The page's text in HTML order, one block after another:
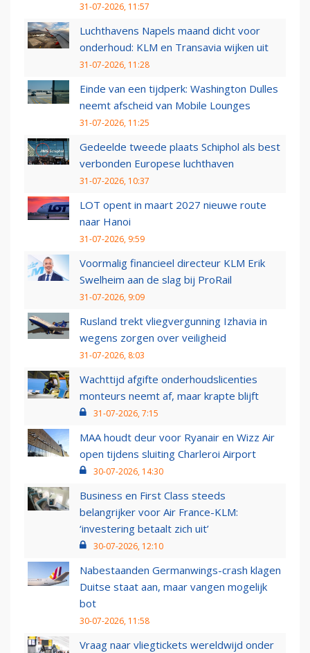
31-07-2026, 11:57
Luchthavens Napels maand dicht voor
onderhoud: KLM en Transavia wijken uit
31-07-2026, 11:28
Einde van een tijdperk: Washington Dulles
neemt afscheid van Mobile Lounges
31-07-2026, 11:25
Gedeelde tweede plaats Schiphol als best
verbonden Europese luchthaven
31-07-2026, 10:37
LOT opent in maart 2027 nieuwe route
naar Hanoi
31-07-2026, 9:59
Voormalig financieel directeur KLM Erik
Swelheim aan de slag bij ProRail
31-07-2026, 9:09
Rusland trekt vliegvergunning Izhavia in
wegens zorgen over veiligheid
31-07-2026, 8:03
Wachttijd afgifte onderhoudslicenties
monteurs neemt af, maar krapte blijft
31-07-2026, 7:15
MAA houdt deur voor Ryanair en Wizz Air
open tijdens sluiting Charleroi Airport
30-07-2026, 14:30
Business en First Class steeds
belangrijker voor Air France-KLM:
‘investering betaalt zich uit’
30-07-2026, 12:10
Nabestaanden Germanwings-crash klagen
Duitse staat aan, maar vangen mogelijk
bot
30-07-2026, 11:58
Vraag naar vliegtickets wereldwijd onder